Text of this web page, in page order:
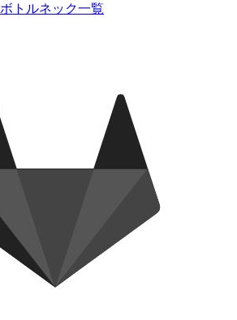
ボトルネック一覧